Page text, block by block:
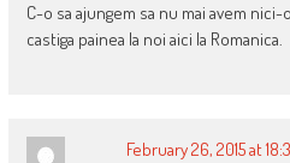
C-o sa ajungem sa nu mai avem
castiga painea la noi aici la Romanica.
February 26, 2015 at